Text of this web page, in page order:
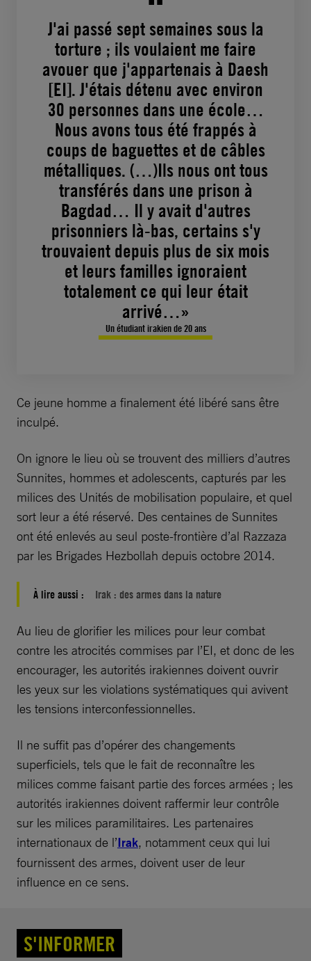
J'ai passé sept semaines sous la
torture ; ils voulaient me faire
avouer que j'appartenais à Daesh
[EI]. J'étais détenu avec environ
30 personnes dans une école…
Nous avons tous été frappés à
coups de baguettes et de câbles
métalliques. (…)Ils nous ont tous
transférés dans une prison à
Bagdad… Il y avait d'autres
prisonniers là-bas, certains s'y
trouvaient depuis plus de six mois
et leurs familles ignoraient
totalement ce qui leur était
arrivé…»
Un étudiant irakien de 20 ans
Ce jeune homme a finalement été libéré sans être
inculpé.
On ignore le lieu où se trouvent des milliers d’autres
Sunnites, hommes et adolescents, capturés par les
milices des Unités de mobilisation populaire, et quel
sort leur a été réservé. Des centaines de Sunnites
ont été enlevés au seul poste-frontière d’al Razzaza
par les Brigades Hezbollah depuis octobre 2014.
À lire aussi : Irak : des armes dans la nature
Au lieu de glorifier les milices pour leur combat
contre les atrocités commises par l’EI, et donc de les
encourager, les autorités irakiennes doivent ouvrir
les yeux sur les violations systématiques qui avivent
les tensions interconfessionnelles.
Il ne suffit pas d’opérer des changements
superficiels, tels que le fait de reconnaître les
milices comme faisant partie des forces armées ; les
autorités irakiennes doivent raffermir leur contrôle
sur les milices paramilitaires. Les partenaires
internationaux de l’Irak, notamment ceux qui lui
fournissent des armes, doivent user de leur
influence en ce sens.
S'INFORMER